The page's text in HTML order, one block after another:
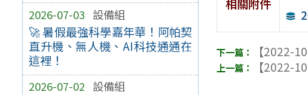
2026-07-03 設備組
🚀 暑假最強科學嘉年華！阿帕契
直升機、無人機、AI科技通通在
這裡！
2026-07-02 設備組
相關附件
【2022-
【2022-